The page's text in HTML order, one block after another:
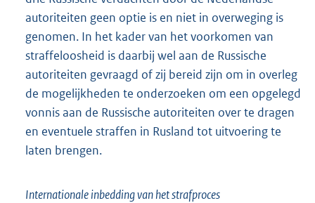
autoriteiten geen optie is en niet in overweging is
genomen. In het kader van het voorkomen van
straffeloosheid is daarbij wel aan de Russische
autoriteiten gevraagd of zij bereid zijn om in overleg
de mogelijkheden te onderzoeken om een opgelegd
vonnis aan de Russische autoriteiten over te dragen
en eventuele straffen in Rusland tot uitvoering te
laten brengen.
Internationale inbedding van het strafproces